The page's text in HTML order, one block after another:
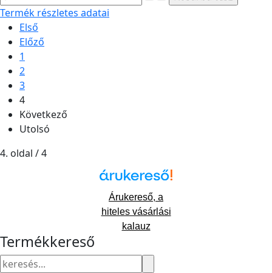
Termék részletes adatai
Első
Előző
1
2
3
4
Következő
Utolsó
4. oldal / 4
Árukereső, a
hiteles vásárlási
kalauz
Termékkereső